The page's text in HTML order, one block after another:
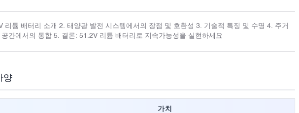
리튬 배터리 소개 2. 태양광 발전 시스템에서의 장점 및 호환성 3. 기술적 특징 및 수명 4. 주거
공간에서의 통합 5. 결론: 51.2V 리튬 배터리로 지속가능성을 실현하세요
양
가치